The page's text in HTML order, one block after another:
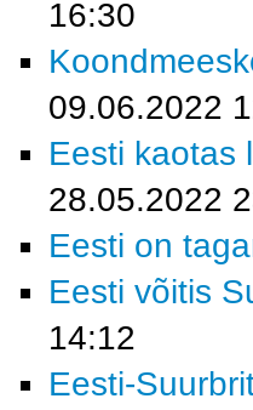
16:30
09.06.2022
Eesti kaotas
28.05.2022
Eesti on
Eesti võitis
14:12
Eesti-